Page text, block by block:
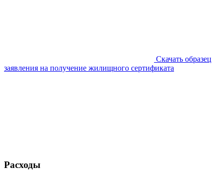
Скачать образец
заявления на получение жилищного сертификата
Расходы